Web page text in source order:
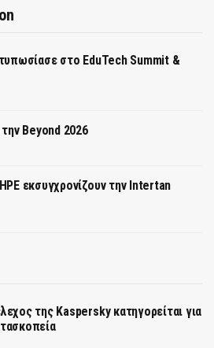
στο EduTech Summit &
την Beyond 2026
εκσυγχρονίζουν την Intertan
της Kaspersky κατηγορείται για